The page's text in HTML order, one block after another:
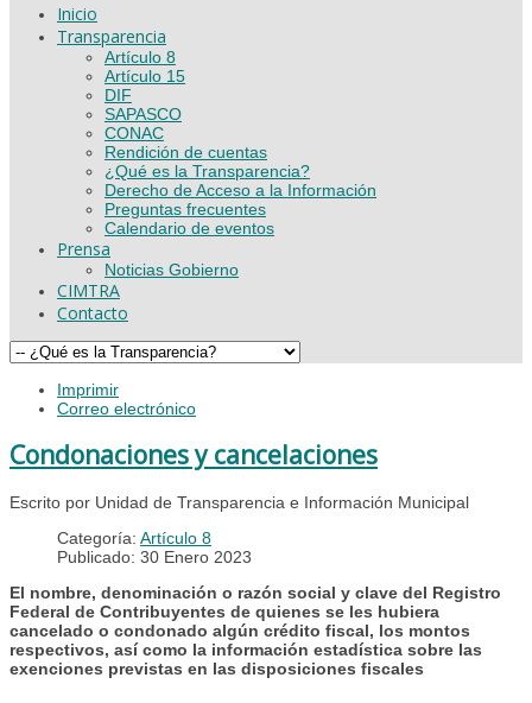
Inicio
Transparencia
Artículo 8
Artículo 15
DIF
SAPASCO
CONAC
Rendición de cuentas
¿Qué es la Transparencia?
Derecho de Acceso a la Información
Preguntas frecuentes
Calendario de eventos
Prensa
Noticias Gobierno
CIMTRA
Contacto
Imprimir
Correo electrónico
Condonaciones y cancelaciones
Escrito por Unidad de Transparencia e Información Municipal
Categoría: Artículo 8
Publicado: 30 Enero 2023
El nombre, denominación o razón social y clave del Registro
Federal de Contribuyentes de quienes se les hubiera
cancelado o condonado algún crédito fiscal, los montos
respectivos, así como la información estadística sobre las
exenciones previstas en las disposiciones fiscales